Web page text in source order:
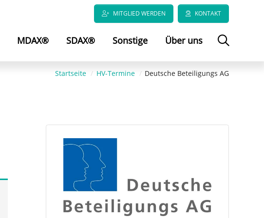
MITGLIED WERDEN KONTAKT
MDAX® SDAX® Sonstige Über uns
Startseite HV-Termine Deutsche Beteiligungs AG